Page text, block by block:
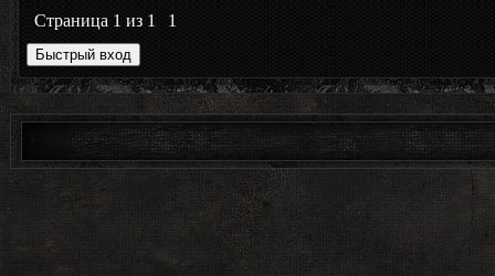
Страница 1 из 1 1